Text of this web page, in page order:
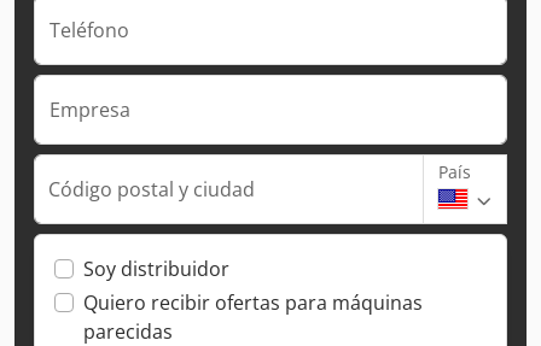
Teléfono
Empresa
Código postal y ciudad
País
Soy distribuidor
Quiero recibir ofertas para máquinas
parecidas